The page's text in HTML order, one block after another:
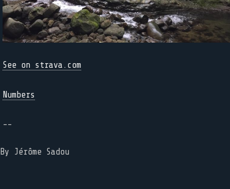
See on strava.com
Numbers
--
By Jérôme Sadou